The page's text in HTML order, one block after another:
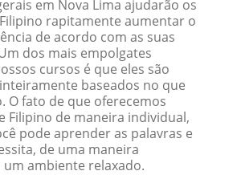
em Nova Lima ajudarão os
rapitamente aumentar o
de acordo com as suas
dos mais empolgates
cursos é que eles são
baseados no que
O fato de que oferecemos
Filipino de maneira individual,
pode aprender as palavras e
de uma maneira
ambiente relaxado.